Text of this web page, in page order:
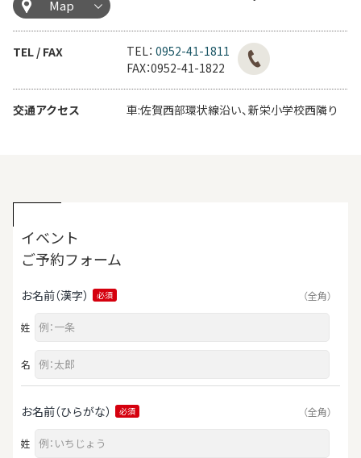
Map
TEL / FAX TEL： 0952-41-1811
FAX：0952-41-1822
交通アクセス 車:佐賀西部環状線沿い、新栄小学校西隣り
イベント
ご予約フォーム
お名前（漢字） 必須 （全角）
姓
名
お名前（ひらがな） 必須 （全角）
姓